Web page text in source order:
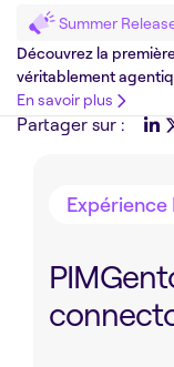
Summer
Découvrez la
véritablement
En savoir plus
Partager sur :